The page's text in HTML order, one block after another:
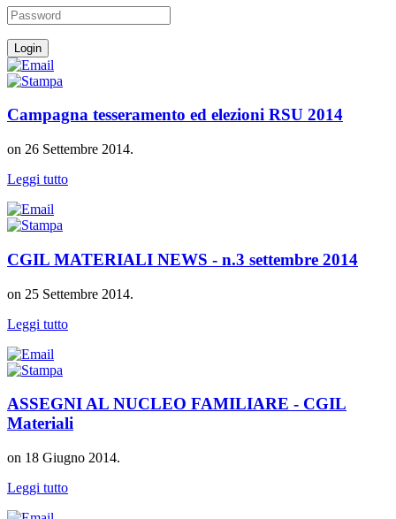
Campagna tesseramento ed elezioni RSU 2014
on 26 Settembre 2014.
Leggi tutto
CGIL MATERIALI NEWS - n.3 settembre 2014
on 25 Settembre 2014.
Leggi tutto
ASSEGNI AL NUCLEO FAMILIARE - CGIL
Materiali
on 18 Giugno 2014.
Leggi tutto